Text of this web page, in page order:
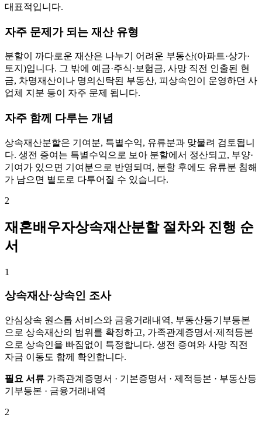
대표적입니다.
자주 문제가 되는 재산 유형
분할이 까다로운 재산은 나누기 어려운 부동산(아파트·상가·
토지)입니다. 그 밖에 예금·주식·보험금, 사망 직전 인출된 현
금, 차명재산이나 명의신탁된 부동산, 피상속인이 운영하던 사
업체 지분 등이 자주 문제 됩니다.
자주 함께 다루는 개념
상속재산분할은 기여분, 특별수익, 유류분과 맞물려 검토됩니
다. 생전 증여는 특별수익으로 보아 분할에서 정산되고, 부양·
기여가 있으면 기여분으로 반영되며, 분할 후에도 유류분 침해
가 남으면 별도로 다투어질 수 있습니다.
2
재혼배우자상속재산분할 절차와 진행 순
서
1
상속재산·상속인 조사
안심상속 원스톱 서비스와 금융거래내역, 부동산등기부등본
으로 상속재산의 범위를 확정하고, 가족관계증명서·제적등본
으로 상속인을 빠짐없이 특정합니다. 생전 증여와 사망 직전
자금 이동도 함께 확인합니다.
필요 서류 가족관계증명서 · 기본증명서 · 제적등본 · 부동산등
기부등본 · 금융거래내역
2